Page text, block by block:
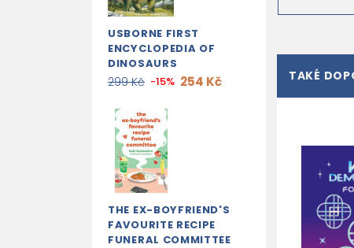
USBORNE FIRST
ENCYCLOPEDIA OF
DINOSAURS
299 Kč -15% 254 Kč
THE EX-BOYFRIEND'S
FAVOURITE RECIPE
FUNERAL COMMITTEE
TAKÉ